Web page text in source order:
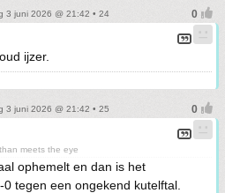
3 juni 2026 @ 21:42 • 24
ijzer.
3 juni 2026 @ 21:42 • 25
meets the eye
ophemelt en dan is het
tegen een ongekend kutelftal.